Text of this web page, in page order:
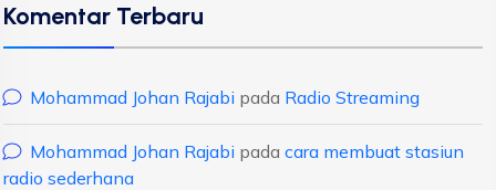
Komentar Terbaru
Mohammad Johan Rajabi pada Radio Streaming
Mohammad Johan Rajabi pada cara membuat stasiun
radio sederhana